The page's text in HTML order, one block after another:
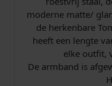
8
3
S
t
a
a
moderne matte/
de herkenbare
heeft een lengte
elke outfit,
De armband is